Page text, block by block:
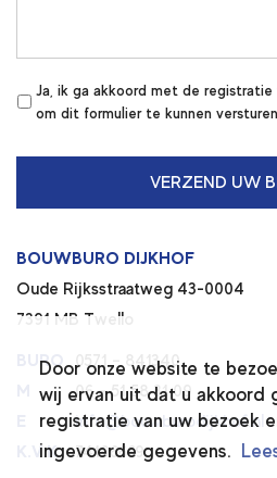
Door onze website te
wij ervan uit dat u akkoord
registratie van uw bezoek
ingevoerde gegevens.
Ja, ik ga akkoord met de registratie
om dit formulier te kunnen
BOUWBURO DIJKHOF
Oude Rijksstraatweg 43-0004
7391 MB Twello
BURO 0571 – 841340
06 – 51 58 31 09
info@bouwburodijkhof.nl
K.V.K. 74196669